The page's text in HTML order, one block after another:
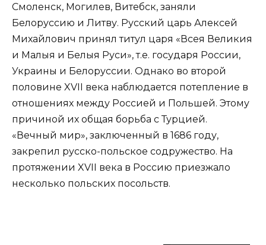
Смоленск, Могилев, Витебск, заняли
Белоруссию и Литву. Русский царь Алексей
Михайлович принял титул царя «Всея Великия
и Малыя и Белыя Руси», т.е. государя России,
Украины и Белоруссии. Однако во второй
половине XVII века наблюдается потепление в
отношениях между Россией и Польшей. Этому
причиной их общая борьба с Турцией.
«Вечный мир», заключенный в 1686 году,
закрепил русско-польское содружество. На
протяжении XVII века в Россию приезжало
несколько польских посольств.